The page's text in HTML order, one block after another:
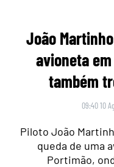
João
avioneta
também
09:40 10
Piloto João
queda de uma
Portimão,